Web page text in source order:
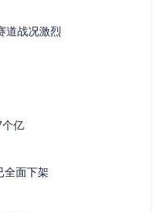
道战况激烈
亿
全面下架